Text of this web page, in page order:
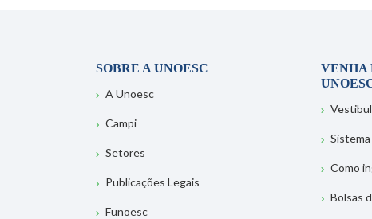
SOBRE A UNOESC
A Unoesc
Campi
Setores
Publicações Legais
Funoesc
VENHA
Como
Bolsas